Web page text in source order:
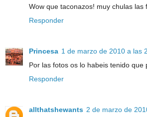
Wow que taconazos! muy chulas las
Responder
Princesa 1 de marzo de 2010 a las
Por las fotos os lo habeis tenido que
Responder
allthatshewants 2 de marzo de